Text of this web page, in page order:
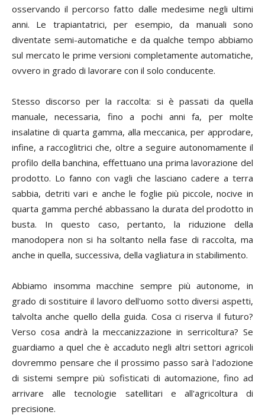
osservando il percorso fatto dalle medesime negli ultimi
anni. Le trapiantatrici, per esempio, da manuali sono
diventate semi-automatiche e da qualche tempo abbiamo
sul mercato le prime versioni completamente automatiche,
ovvero in grado di lavorare con il solo conducente.
Stesso discorso per la raccolta: si è passati da quella
manuale, necessaria, fino a pochi anni fa, per molte
insalatine di quarta gamma, alla meccanica, per approdare,
infine, a raccoglitrici che, oltre a seguire autonomamente il
profilo della banchina, effettuano una prima lavorazione del
prodotto. Lo fanno con vagli che lasciano cadere a terra
sabbia, detriti vari e anche le foglie più piccole, nocive in
quarta gamma perché abbassano la durata del prodotto in
busta. In questo caso, pertanto, la riduzione della
manodopera non si ha soltanto nella fase di raccolta, ma
anche in quella, successiva, della vagliatura in stabilimento.
Abbiamo insomma macchine sempre più autonome, in
grado di sostituire il lavoro dell'uomo sotto diversi aspetti,
talvolta anche quello della guida. Cosa ci riserva il futuro?
Verso cosa andrà la meccanizzazione in serricoltura? Se
guardiamo a quel che è accaduto negli altri settori agricoli
dovremmo pensare che il prossimo passo sarà l'adozione
di sistemi sempre più sofisticati di automazione, fino ad
arrivare alle tecnologie satellitari e all'agricoltura di
precisione.